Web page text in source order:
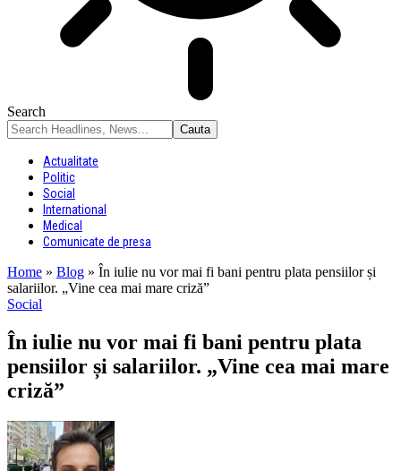
Search
Actualitate
Politic
Social
International
Medical
Comunicate de presa
Home » Blog » În iulie nu vor mai fi bani pentru plata pensiilor și
salariilor. „Vine cea mai mare criză”
Social
În iulie nu vor mai fi bani pentru plata
pensiilor și salariilor. „Vine cea mai mare
criză”